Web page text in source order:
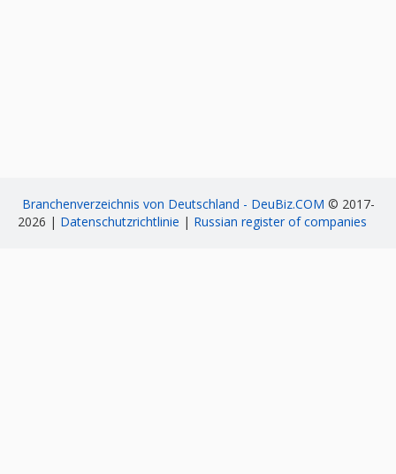
Branchenverzeichnis von Deutschland - DeuBiz.COM © 2017-
2026 | Datenschutzrichtlinie | Russian register of companies